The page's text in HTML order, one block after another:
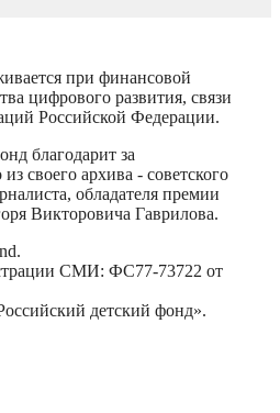
при финансовой
цифрового развития, связи
Российской Федерации.
благодарит за
своего архива - советского
обладателя премии
Викторовича Гаврилова.
СМИ: ФС77-73722 от
детский фонд».